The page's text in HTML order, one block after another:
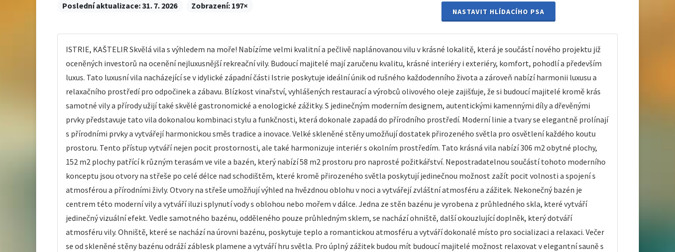
Poslední aktualizace:31. 7. 2026 Zobrazení: 197×
NASTAVIT HLÍDACÍHO PSA
ISTRIE, KAŠTELIR Skvělá vila s výhledem na moře! Nabízíme velmi kvalitní a pečlivě naplánovanou vilu v krásné lokalitě, která je součástí nového projektu již
oceněných investorů na ocenění nejluxusnější rekreační vily. Budoucí majitelé mají zaručenu kvalitu, krásné interiéry i exteriéry, komfort, pohodlí a především
luxus. Tato luxusní vila nacházející se v idylické západní části Istrie poskytuje ideální únik od rušného každodenního života a zároveň nabízí harmonii luxusu a
relaxačního prostředí pro odpočinek a zábavu. Blízkost vinařství, vyhlášených restaurací a výrobců olivového oleje zajišťuje, že si budoucí majitelé kromě krás
samotné vily a přírody užijí také skvělé gastronomické a enologické zážitky. S jedinečným moderním designem, autentickými kamennými díly a dřevěnými
prvky představuje tato vila dokonalou kombinaci stylu a funkčnosti, která dokonale zapadá do přírodního prostředí. Moderní linie a tvary se elegantně prolínají
s přírodními prvky a vytvářejí harmonickou směs tradice a inovace. Velké skleněné stěny umožňují dostatek přirozeného světla pro osvětlení každého koutu
prostoru. Tento přístup vytváří nejen pocit prostornosti, ale také harmonizuje interiér s okolním prostředím. Tato krásná vila nabízí 306 m2 obytné plochy,
152 m2 plochy patřící k různým terasám ve vile a bazén, který nabízí 58 m2 prostoru pro naprosté požitkářství. Nepostradatelnou součástí tohoto moderního
konceptu jsou otvory na střeše po celé délce nad schodištěm, které kromě přirozeného světla poskytují jedinečnou možnost zažít pocit volnosti a spojení s
atmosférou a přírodními živly. Otvory na střeše umožňují výhled na hvězdnou oblohu v noci a vytvářejí zvláštní atmosféru a zážitek. Nekonečný bazén je
centrem této moderní vily a vytváří iluzi splynutí vody s oblohou nebo mořem v dálce. Jedna ze stěn bazénu je vyrobena z průhledného skla, které vytváří
jedinečný vizuální efekt. Vedle samotného bazénu, odděleného pouze průhledným sklem, se nachází ohniště, další okouzlující doplněk, který dotváří
atmosféru vily. Ohniště, které se nachází na úrovni bazénu, poskytuje teplo a romantickou atmosféru a vytváří dokonalé místo pro socializaci a relaxaci. Večer
se od skleněné stěny bazénu odráží záblesk plamene a vytváří hru světla. Pro úplný zážitek budou mít budoucí majitelé možnost relaxovat v elegantní sauně s